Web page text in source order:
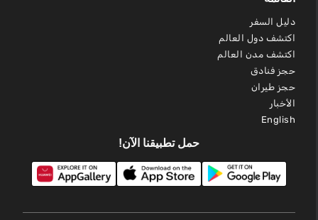
دليل السفر
اكتشف دول العالم
اكتشف مدن العالم
حجز فنادق
حجز طيران
الأخبار
English
حمل تطبيقنا الآن!